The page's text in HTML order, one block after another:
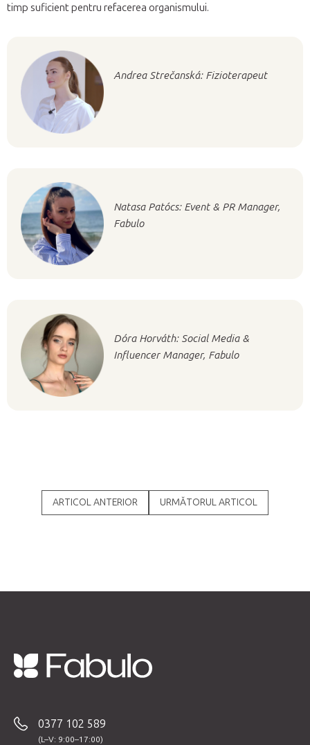
timp suficient pentru refacerea organismului.
Andrea Strečanská: Fizioterapeut
Natasa Patócs: Event & PR Manager,
Fabulo
Dóra Horváth: Social Media &
Influencer Manager, Fabulo
ARTICOL ANTERIOR URMĂTORUL ARTICOL
0377 102 589